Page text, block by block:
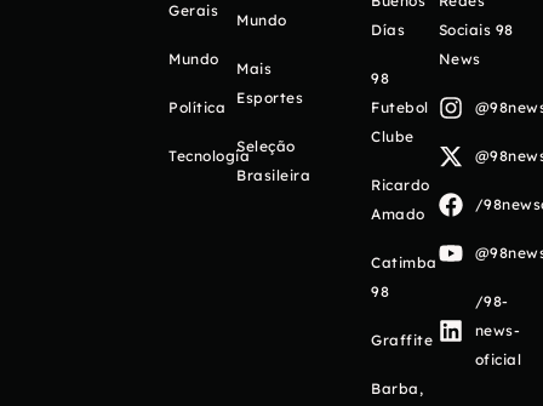
Gerais
Mundo
Política
Tecnologia
Mundo
Mais
Esportes
Seleção
Brasileira
Días
98
Futebol
Clube
Ricardo
Amado
Catimba
98
Graffite
Barba,
Sociais 98
News
/
/98-
news-
oficial